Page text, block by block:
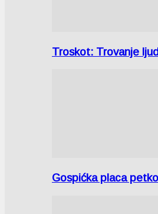
Troskot: Trovanje
Gospićka placa